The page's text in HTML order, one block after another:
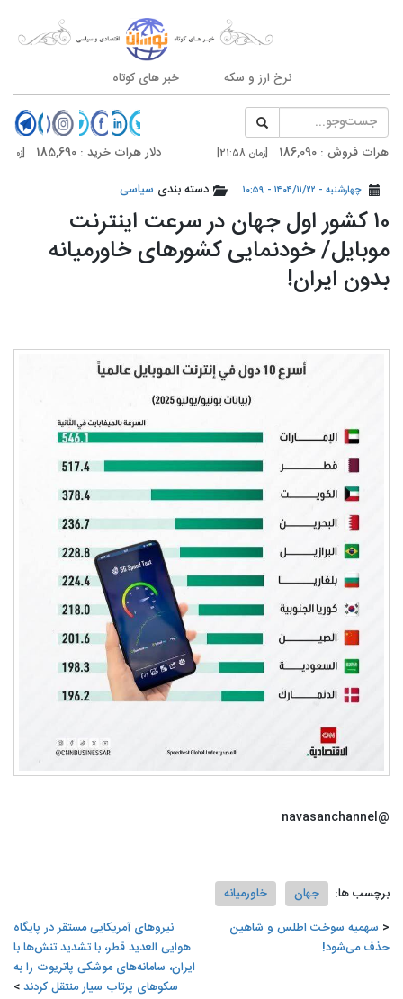
نرخ ارز و سکه خبر های کوتاه
فروش : 186,090 [زمان 21:58] دلار هرات خرید : 185,690 [زمان 21:58]
فروش : 187,500 [زمان 20:59] دلار تهران خرید : 187,100 چهارشنبه - ۱۴۰۴/۱۱/۲۲ - ۱۰:۵۹ دسته بندی سیاسی
۱۰ کشور اول جهان در سرعت اینترنت
موبایل/ خودنمایی کشورهای خاورمیانه
بدون ایران!
@navasanchannel
برچسب ها: جهان
خاورمیانه
سهمیه سوخت اطلس و شاهین
حذف می‌شود!
نیروهای آمریکایی مستقر در پایگاه
هوایی العدید قطر، با تشدید تنش‌ها با
ایران، سامانه‌های موشکی پاتریوت را به
سکوهای پرتاب سیار منتقل کردند